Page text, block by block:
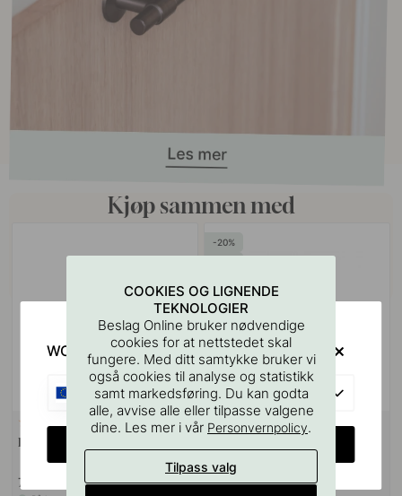
Kjøp sammen med
Boremal for Håndtak & Knotter
75 kr
20
119 kr149 kr
COOKIES OG LIGNENDE
TEKNOLOGIER
Beslag Online bruker nødvendige
cookies for at nettstedet skal
fungere. Med ditt samtykke bruker vi
også cookies til analyse og statistikk
samt markedsføring. Du kan godta
alle, avvise alle eller tilpasse valgene
dine. Les mer i vår Personvernpolicy.
Tilpass valg
WOULD YOU RATHER VISIT?
EU